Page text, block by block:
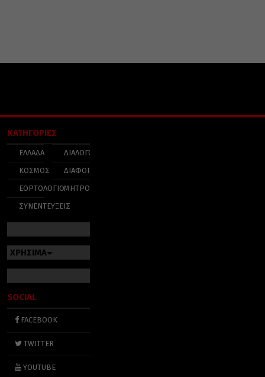
ΚΑΤΗΓΟΡΙΕΣ
ΕΛΛΑΔΑ
ΚΟΣΜΟΣ
ΕΟΡΤΟΛΟΓΙΟ
ΣΥΝΕΝΤΕΥΞΕΙΣ
ΔΙΑΛΟΓΟΣ
ΔΙΑΦΟΡΑ
ΜΗΤΡΟΠΟΛΕΙΣ
ΧΡΗΣΙΜΑ
SOCIAL
FACEBOOK
TWITTER
YOUTUBE